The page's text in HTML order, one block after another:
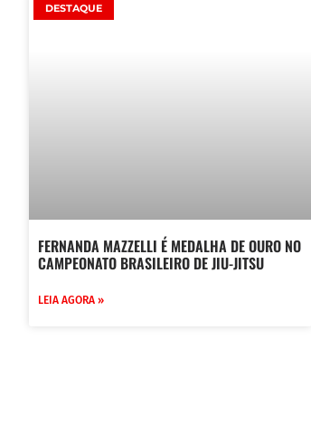
DESTAQUE
FERNANDA MAZZELLI É MEDALHA DE OURO NO
CAMPEONATO BRASILEIRO DE JIU-JITSU
LEIA AGORA »